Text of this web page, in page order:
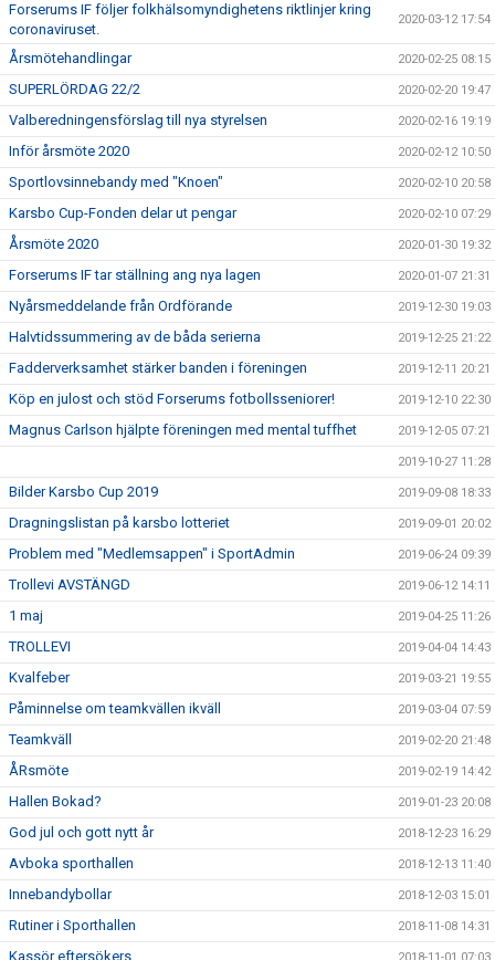
Forserums IF följer folkhälsomyndighetens riktlinjer kring
coronaviruset.
2020-03-12 17:54
Årsmötehandlingar 2020-02-25 08:15
SUPERLÖRDAG 22/2 2020-02-20 19:47
Valberedningensförslag till nya styrelsen 2020-02-16 19:19
Inför årsmöte 2020 2020-02-12 10:50
Sportlovsinnebandy med "Knoen" 2020-02-10 20:58
Karsbo Cup-Fonden delar ut pengar 2020-02-10 07:29
Årsmöte 2020 2020-01-30 19:32
Forserums IF tar ställning ang nya lagen 2020-01-07 21:31
Nyårsmeddelande från Ordförande 2019-12-30 19:03
Halvtidssummering av de båda serierna 2019-12-25 21:22
Fadderverksamhet stärker banden i föreningen 2019-12-11 20:21
Köp en julost och stöd Forserums fotbollsseniorer! 2019-12-10 22:30
Magnus Carlson hjälpte föreningen med mental tuffhet 2019-12-05 07:21
2019-10-27 11:28
Bilder Karsbo Cup 2019 2019-09-08 18:33
Dragningslistan på karsbo lotteriet 2019-09-01 20:02
Problem med "Medlemsappen" i SportAdmin 2019-06-24 09:39
Trollevi AVSTÄNGD 2019-06-12 14:11
1 maj 2019-04-25 11:26
TROLLEVI 2019-04-04 14:43
Kvalfeber 2019-03-21 19:55
Påminnelse om teamkvällen ikväll 2019-03-04 07:59
Teamkväll 2019-02-20 21:48
ÅRsmöte 2019-02-19 14:42
Hallen Bokad? 2019-01-23 20:08
God jul och gott nytt år 2018-12-23 16:29
Avboka sporthallen 2018-12-13 11:40
Innebandybollar 2018-12-03 15:01
Rutiner i Sporthallen 2018-11-08 14:31
Kassör eftersökers